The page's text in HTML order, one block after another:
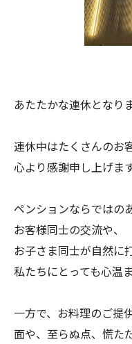
あたたかな連休となり
連休中はたくさんのお
心より感謝申し上げます
ペンションならではの
お客様同士の交流や、
お子さま同士が自然に
私たちにとっても心温
一方で、お料理のご提
面や、至らぬ点、慌た